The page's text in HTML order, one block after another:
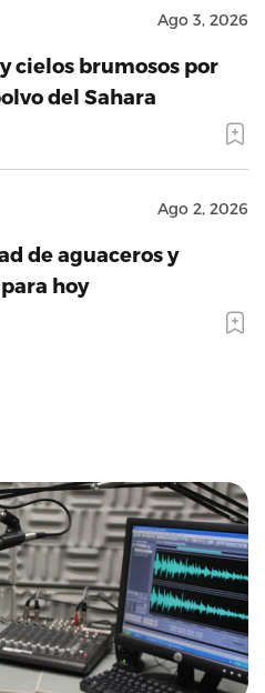
Ago 3, 2026
cielos brumosos por
del Sahara
Ago 2, 2026
de aguaceros y
hoy